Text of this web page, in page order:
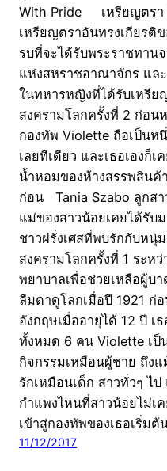
With Pride เหรียญตรา
เหรียญตราอันทรงเกียรติ
รบที่จะได้รับพระราชทาน
แห่งสหราชอาณาจักร แล
ในทหารหญิงที่ได้รับเหรีย
สงครามโลกครั้งที่ 2 ก่อน
กองทัพ Violette ถือเป็นห
เลยทีเดียว และเธอเองก็
น้ำหอมของห้างสรรพสินค้
ก่อน Tania Szabo ลูกส
แม่ของสาวน้อยเคยได้รั
ชาวฝรั่งเศสที่พบรักกับหนุ่
สงครามโลกครั้งที่ 1 ระห
พยาบาลเพื่อช่วยเหลือผู้บ
ลืมตาดูโลกเมื่อปี 1921 ก่
อังกฤษเมื่ออายุได้ 12 ปี เ
ทั้งหมด 6 คน Violette เป็
กิจกรรมเหมือนผู้ชาย ถึง
รักเหมือนเด็ก สาวทั่วๆ ไ
กำแพงไหนที่สาวน้อยไม่
เข้าสู่กองทัพของเธอเริ่ม
11/12/2017